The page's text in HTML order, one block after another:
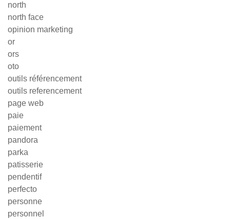
north
north face
opinion marketing
or
ors
oto
outils référencement
outils referencement
page web
paie
paiement
pandora
parka
patisserie
pendentif
perfecto
personne
personnel